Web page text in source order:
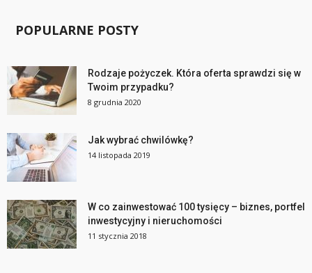
POPULARNE POSTY
Rodzaje pożyczek. Która oferta sprawdzi się w
Twoim przypadku?
8 grudnia 2020
Jak wybrać chwilówkę?
14 listopada 2019
W co zainwestować 100 tysięcy – biznes, portfel
inwestycyjny i nieruchomości
11 stycznia 2018